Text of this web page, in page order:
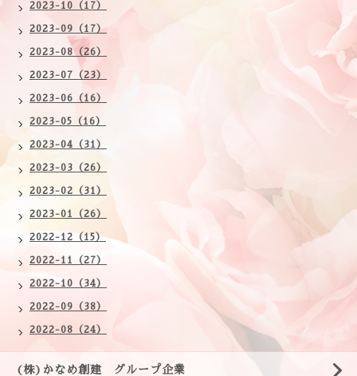
2023-10（17）
2023-09（17）
2023-08（26）
2023-07（23）
2023-06（16）
2023-05（16）
2023-04（31）
2023-03（26）
2023-02（31）
2023-01（26）
2022-12（15）
2022-11（27）
2022-10（34）
2022-09（38）
2022-08（24）
(株)かなめ創建 グループ企業